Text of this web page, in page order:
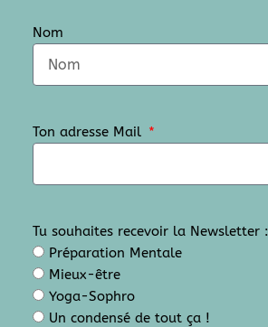
Nom
Ton adresse Mail
Tu souhaites recevoir la Newsletter :
Préparation Mentale
Mieux-être
Yoga-Sophro
Un condensé de tout ça !